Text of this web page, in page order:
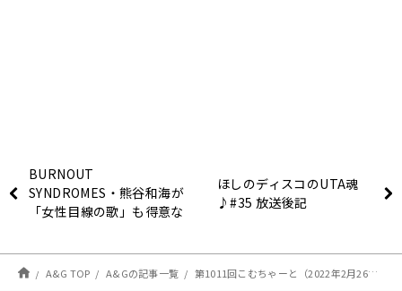
BURNOUT
SYNDROMES・熊谷和海が
「女性目線の歌」も得意な
月２６日レポート
ほしのディスコのUTA魂
♪#35 放送後記
A&G TOP A&Gの記事一覧 第1011回こむちゃーと（2022年2月26日放送分）